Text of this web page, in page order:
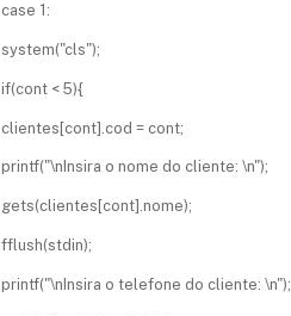
case 1:
system("cls");
if(cont < 5){
clientes[cont].cod = cont;
printf("\nInsira o nome do cliente: \n");
gets(clientes[cont].nome);
fflush(stdin);
printf("\nInsira o telefone do cliente: \n");